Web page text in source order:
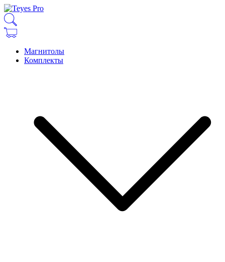
Магнитолы
Комплекты